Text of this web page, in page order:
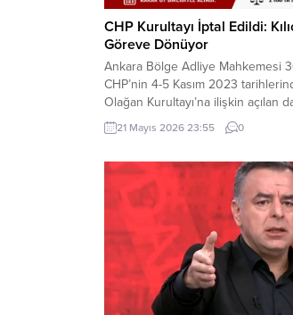
CHP Kurultayı İptal Edildi:
Göreve Dönüyor
Ankara Bölge Adliye Mahkemesi
CHP’nin 4-5 Kasım 2023
Olağan Kurultayı’na ilişkin açılan
Mahkeme, kurultayın “mutlak
geçersiz olduğuna hükmederek,
birlikte, söz konusu kurultay
tüm olağan ve olağanüstü
21 Mayıs 2026 23:55 0